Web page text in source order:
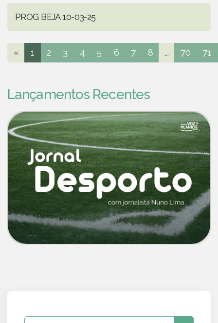
PROG BEJA 10-03-25
« 1 2 3 4 5 6 7 8 ... 70 71
Lançamentos Recentes